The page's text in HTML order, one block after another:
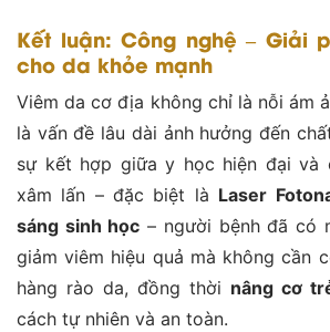
Kết luận: Công nghệ – Giải
cho da khỏe mạnh
Viêm da cơ địa không chỉ là nỗi ám
là vấn đề lâu dài ảnh hưởng đến
sự kết hợp giữa y học hiện đại và
xâm lấn – đặc biệt là Laser
sáng sinh học – người bệnh đã có
giảm viêm hiệu quả mà không cần
hàng rào da, đồng thời nâng cơ
cách tự nhiên và an toàn.